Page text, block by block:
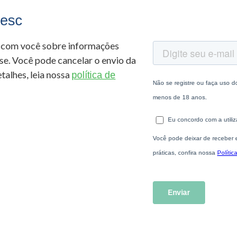
você sobre informações
Você pode cancelar o envio da
leia nossa política de